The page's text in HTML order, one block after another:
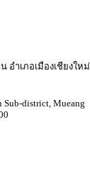
อำเภอเมืองเชียงใหม่
Sub-district, Mueang